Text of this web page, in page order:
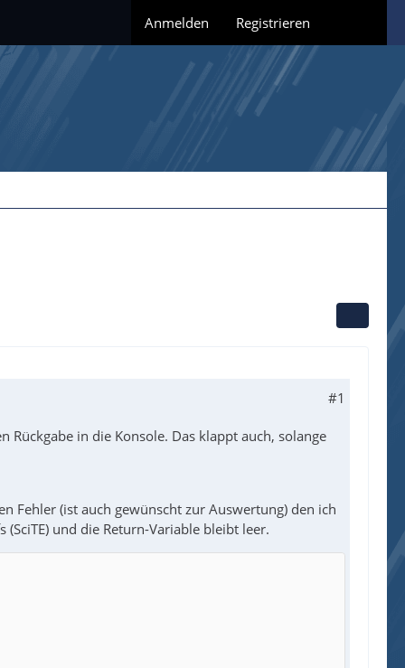
Anmelden Registrieren
#1
in die Konsole. Das klappt auch, solange
Fehler (ist auch gewünscht zur Auswertung) den ich
und die Return-Variable bleibt leer.